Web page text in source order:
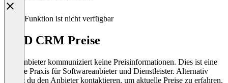
Diese Funktion ist nicht verfügbar
BMD CRM Preise
Der Anbieter kommuniziert keine Preisinformationen. Dies ist eine
übliche Praxis für Softwareanbieter und Dienstleister. Alternativ
kannst du den Anbieter kontaktieren, um aktuelle Preise zu erfahren.